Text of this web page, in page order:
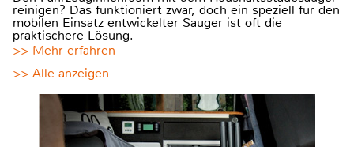
reinigen? Das funktioniert zwar, doch ein speziell für den
mobilen Einsatz entwickelter Sauger ist oft die
praktischere Lösung.
>> Mehr erfahren
>> Alle anzeigen